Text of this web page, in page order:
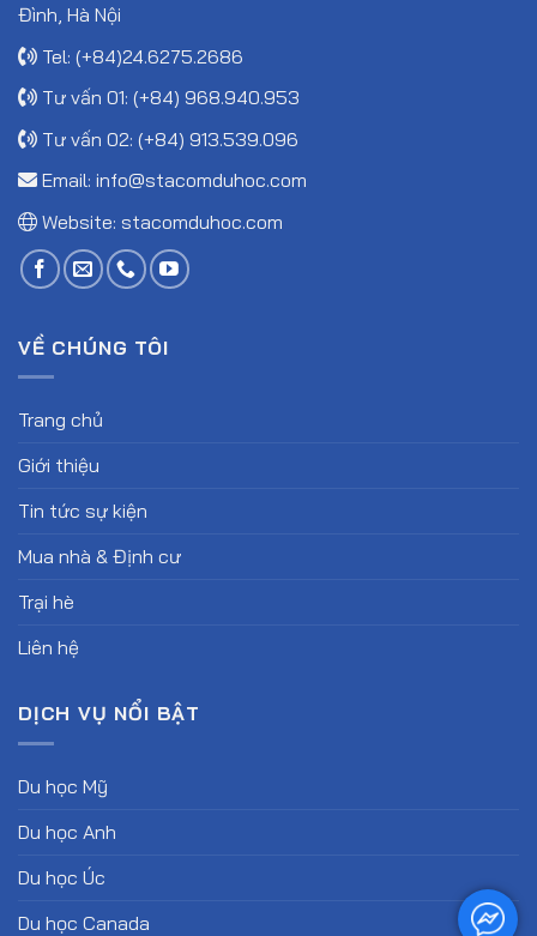
Đình, Hà Nội
Tel: (+84)24.6275.2686
Tư vấn 01: (+84) 968.940.953
Tư vấn 02: (+84) 913.539.096
Email: info@stacomduhoc.com
Website: stacomduhoc.com
VỀ CHÚNG TÔI
Trang chủ
Giới thiệu
Tin tức sự kiện
Mua nhà & Định cư
Trại hè
Liên hệ
DỊCH VỤ NỔI BẬT
Du học Mỹ
Du học Anh
Du học Úc
Du học Canada